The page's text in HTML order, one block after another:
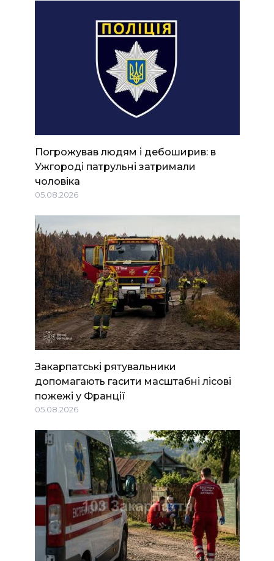
Погрожував людям і дебоширив: в
Ужгороді патрульні затримали
чоловіка
05.08.2026
Закарпатські рятувальники
допомагають гасити масштабні лісові
пожежі у Франції
05.08.2026